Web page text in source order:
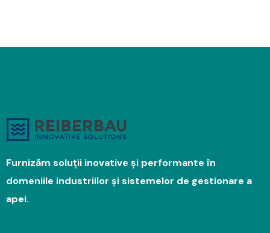
Furnizăm soluții inovative și performante în
domeniile industriilor și sistemelor de gestionare a
apei.